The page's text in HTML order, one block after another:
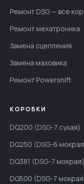
Ремонт DSG — все
Ремонт мехатроника
Замена сцепления
Замена маховика
Ремонт Powershift
КОРОБКИ
DQ200 (DSG-7 сухая)
DQ250 (DSG-6
DQ381 (DSG-7 мокрая)
DQ500 (DSG-7